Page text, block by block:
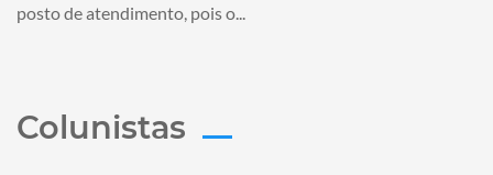
posto de atendimento, pois o...
Colunistas